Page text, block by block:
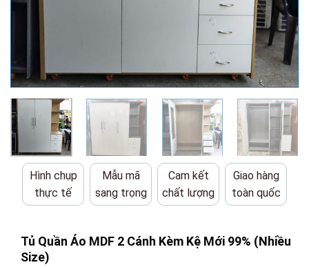
Hình chụp
thực tế
Mẫu mã
sang trọng
Cam kết
chất lượng
Giao hàng
toàn quốc
Tủ Quần Áo MDF 2 Cánh Kèm Kệ Mới 99% (Nhiều
Size)